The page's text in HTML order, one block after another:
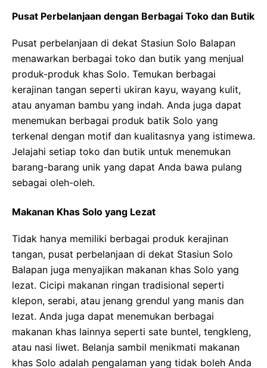
Pusat Perbelanjaan dengan Berbagai Toko dan Butik
Pusat perbelanjaan di dekat Stasiun Solo Balapan
menawarkan berbagai toko dan butik yang menjual
produk-produk khas Solo. Temukan berbagai
kerajinan tangan seperti ukiran kayu, wayang kulit,
atau anyaman bambu yang indah. Anda juga dapat
menemukan berbagai produk batik Solo yang
terkenal dengan motif dan kualitasnya yang istimewa.
Jelajahi setiap toko dan butik untuk menemukan
barang-barang unik yang dapat Anda bawa pulang
sebagai oleh-oleh.
Makanan Khas Solo yang Lezat
Tidak hanya memiliki berbagai produk kerajinan
tangan, pusat perbelanjaan di dekat Stasiun Solo
Balapan juga menyajikan makanan khas Solo yang
lezat. Cicipi makanan ringan tradisional seperti
klepon, serabi, atau jenang grendul yang manis dan
lezat. Anda juga dapat menemukan berbagai
makanan khas lainnya seperti sate buntel, tengkleng,
atau nasi liwet. Belanja sambil menikmati makanan
khas Solo adalah pengalaman yang tidak boleh Anda